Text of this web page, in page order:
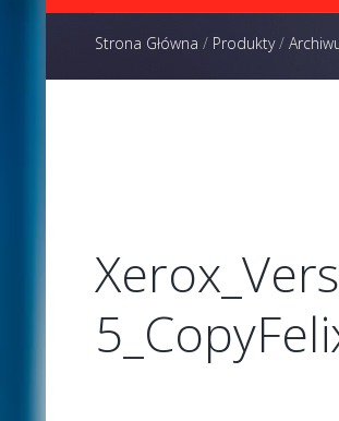
Strona Główna / Produkty/